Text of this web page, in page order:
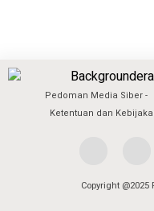
Pedoman Media Siber
Ketentuan dan
Copyright @2025